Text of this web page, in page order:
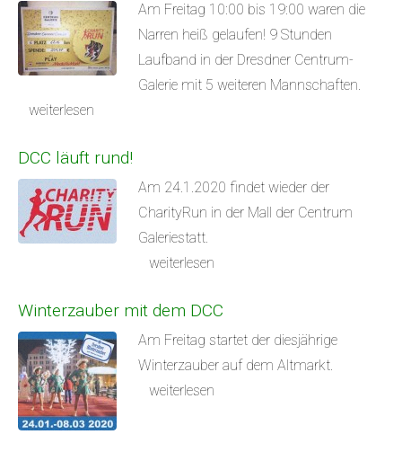
Am Freitag 10:00 bis 19:00 waren die
Narren heiß gelaufen! 9 Stunden
Laufband in der Dresdner Centrum-
Galerie mit 5 weiteren Mannschaften.
weiterlesen
DCC läuft rund!
Am 24.1.2020 findet wieder der
CharityRun in der Mall der Centrum
Galeriestatt.
weiterlesen
Winterzauber mit dem DCC
Am Freitag startet der diesjährige
Winterzauber auf dem Altmarkt.
weiterlesen